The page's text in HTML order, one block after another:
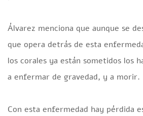
Álvarez menciona que aunque se
que opera detrás de esta
los corales ya están sometidos los
a enfermar de gravedad, y a morir.
Con esta enfermedad hay pérdida